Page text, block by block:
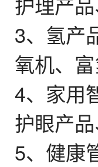
3、
氢产
氧机、
4、 家用
护眼产
5、 健康